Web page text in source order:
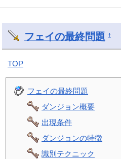
フェイの最終問題 †
TOP
フェイの最終問題
ダンジョン概要
出現条件
ダンジョンの特徴
識別テクニック